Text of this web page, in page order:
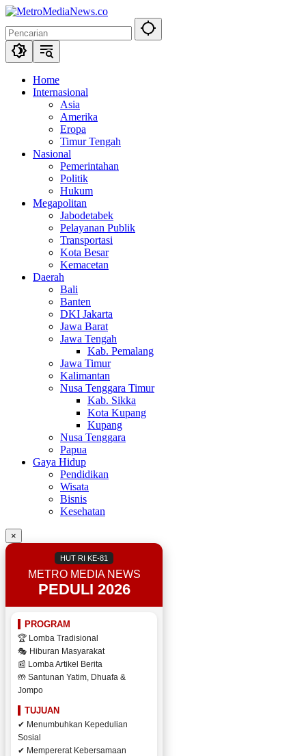
Langsung
konten
Home
Internasional
Asia
Amerika
Eropa
Timur Tengah
Nasional
Pemerintahan
Politik
Hukum
Megapolitan
Jabodetabek
Pelayanan Publik
Transportasi
Kota Besar
Kemacetan
Daerah
Bali
Banten
DKI Jakarta
Jawa Barat
Jawa Tengah
Kab. Pemalang
Jawa Timur
Kalimantan
Nusa Tenggara Timur
Kab. Sikka
Kota Kupang
Kupang
Nusa Tenggara
Papua
Gaya Hidup
Pendidikan
Wisata
Bisnis
Kesehatan
×
HUT RI KE-81
METRO MEDIA NEWS
PEDULI 2026
PROGRAM
🏆 Lomba Tradisional
🎭 Hiburan Masyarakat
📰 Lomba Artikel Berita
🤲 Santunan Yatim, Dhuafa &
Jompo
TUJUAN
✔ Menumbuhkan Kepedulian
Sosial
✔ Mempererat Kebersamaan